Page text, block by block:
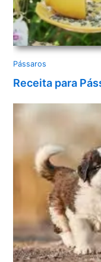
Pássaros
Receita para